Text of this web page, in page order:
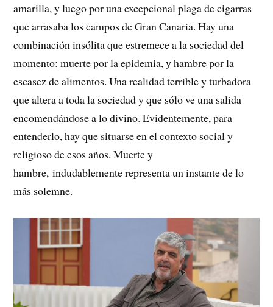
amarilla, y luego por una excepcional plaga de cigarras
que arrasaba los campos de Gran Canaria. Hay una
combinación insólita que estremece a la sociedad del
momento: muerte por la epidemia, y hambre por la
escasez de alimentos. Una realidad terrible y turbadora
que altera a toda la sociedad y que sólo ve una salida
encomendándose a lo divino. Evidentemente, para
entenderlo, hay que situarse en el contexto social y
religioso de esos años. Muerte y
hambre, indudablemente representa un instante de lo
más solemne.